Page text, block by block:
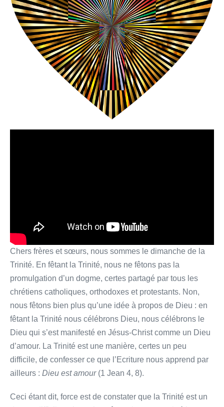
Chers frères et sœurs, nous sommes le dimanche de la
Trinité. En fêtant la Trinité, nous ne fêtons pas la
promulgation d’un dogme, certes partagé par tous les
chrétiens catholiques, orthodoxes et protestants. Non,
nous fêtons bien plus qu’une idée à propos de Dieu : en
fêtant la Trinité nous célébrons Dieu, nous célébrons le
Dieu qui s’est manifesté en Jésus-Christ comme un Dieu
d’amour. La Trinité est une manière, certes un peu
difficile, de confesser ce que l’Ecriture nous apprend par
ailleurs : Dieu est amour(1 Jean 4, 8).
Ceci étant dit, force est de constater que la Trinité est un